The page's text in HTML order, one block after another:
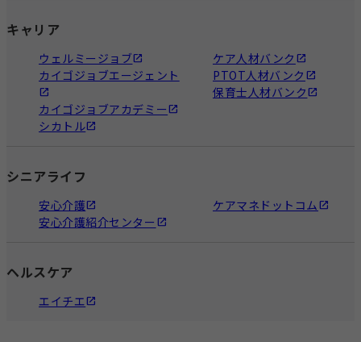
キャリア
ウェルミージョブ
カイゴジョブエージェント
カイゴジョブアカデミー
シカトル
ケア人材バンク
PTOT人材バンク
保育士人材バンク
シニアライフ
安心介護
安心介護紹介センター
ケアマネドットコム
ヘルスケア
エイチエ